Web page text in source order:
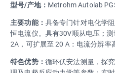
型号/产地： Metrohm Autolab
主要功能： 具备专门针对电化学
恒电流仪。具有30V顺从电压；
2A，可扩展至 20 A：电流分辨率
特色优势： 循环伏安法测量，探